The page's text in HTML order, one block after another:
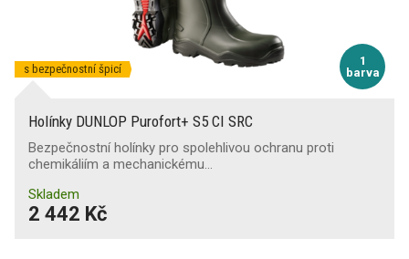
1
barva
s bezpečnostní špicí
Holínky DUNLOP Purofort+ S5 CI SRC
Bezpečnostní holínky pro spolehlivou ochranu proti
chemikáliím a mechanickému…
Skladem
2 442 Kč